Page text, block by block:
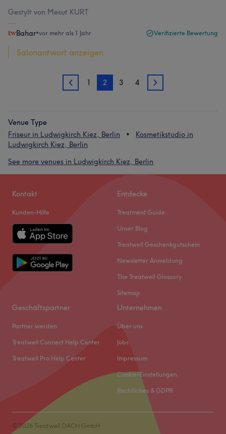
Gestylt von Mesut KURT
Bahar•vor mehr als 1 Jahr Verifizierte Bewertung
Salonantwort anzeigen
1 1 2 3 4 3
Venue Type
Friseur in Ludwigkirch Kiez, Berlin
Kosmetikstudio in
Ludwigkirch Kiez, Berlin
See more venues in Ludwigkirch Kiez, Berlin
Kontakt
Kunden-Hilfe
Entdecke
Treatment Guide
Unser Blog
Treatwell Geschenkgutschein
Newsletter Anmeldung
The Treatwell Glossary
Sitemap
Geschäftspartner
Partner werden
Treatwell Connect Help Center
Treatwell Pro Help Center
Unternehmen
Über uns
Jobs
Impressum
Cookie-Einstellungen
Rechtliches & GDPR
© 2026 Treatwell DACH GmbH